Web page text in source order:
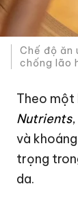
Chế độ ăn
chống lão
Theo
Nutrients
và
trọng
da.